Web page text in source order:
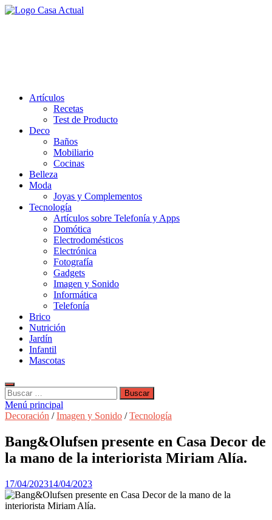
Saltar
Artículos
Recetas
Test de Producto
Deco
Baños
Mobiliario
Cocinas
Belleza
Moda
Joyas y Complementos
Tecnología
Artículos sobre Telefonía y Apps
Domótica
Electrodomésticos
Electrónica
Fotografía
Gadgets
Imagen y Sonido
Informática
Telefonía
Brico
Nutrición
Jardín
Infantil
Mascotas
Buscar:
Menú principal
Decoración /Imagen y Sonido /Tecnología
Bang&Olufsen presente en Casa Decor de
la mano de la interiorista Miriam Alía.
17/04/202314/04/2023